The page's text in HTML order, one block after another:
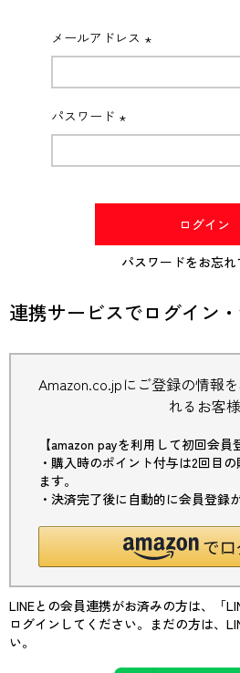
メールアドレス
(必
パスワード
(必
ログイン
パスワードをお忘れ
連携サービスでログイン
Amazon.co.jpにご登録の情報
れるお客様
【amazon payを利用して初回会員
・購入時のポイント付与は2回目
ます。
・決済完了後に自動的に会員登録
LINEとの会員連携がお済みの方は、「
ログインしてください。まだの方は、
い。